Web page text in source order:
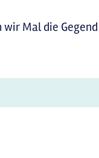
Mal die